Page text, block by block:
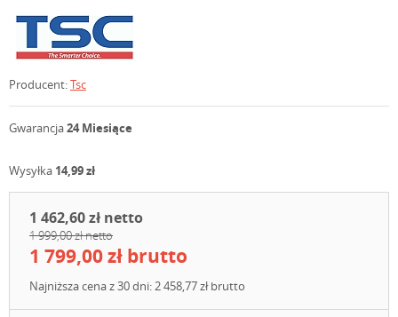
Producent:Tsc
Gwarancja24 Miesiące
Wysyłka 14,99 zł
1 462,60 zł netto
1 999,00 zł netto
1 799,00 zł brutto
Najniższa cena z 30 dni: 2 458,77 zł brutto